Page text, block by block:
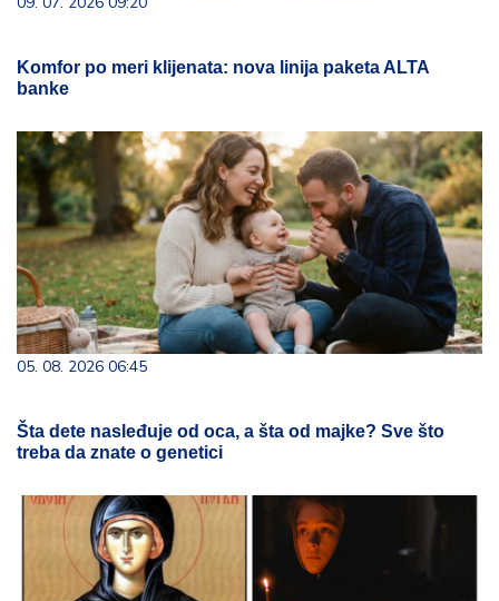
Komfor po meri klijenata: nova linija paketa ALTA
banke
05. 08. 2026 06:45
Šta dete nasleđuje od oca, a šta od majke? Sve što
treba da znate o genetici